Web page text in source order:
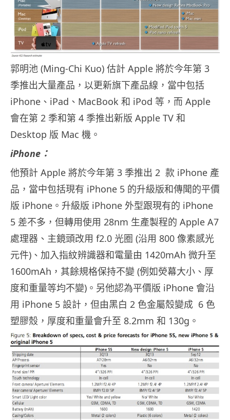
郭明池 (Ming-Chi Kuo) 估計 Apple 將於今年第 3
季推出大量產品，以更新旗下產品線，當中包括
iPhone、iPad、MacBook 和 iPod 等，而 Apple
會在第 2 季和第 4 季推出新版 Apple TV 和
Desktop 版 Mac 機。
iPhone：
他預計 Apple 將於今年第 3 季推出 2 款 iPhone 產
品，當中包括現有 iPhone 5 的升級版和傳聞的平價
版 iPhone。升級版 iPhone 外型跟現有的 iPhone
5 差不多，但轉用使用 28nm 生產製程的 Apple A7
處理器、主鏡頭改用 f2.0 光圈 (沿用 800 像素感光
元件)、加入指紋辨識器和電量由 1420mAh 微升至
1600mAh，其餘規格保持不變 (例如熒幕大小、厚
度和重量等均不變)。另他認為平價版 iPhone 會沿
用 iPhone 5 設計，但由黑白 2 色金屬殼變成 6 色
塑膠殼，厚度和重量會升至 8.2mm 和 130g。